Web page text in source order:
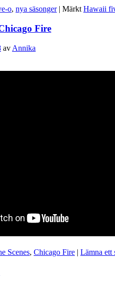
o, nya säsonger | Märkt Hawaii
Fire
av Annika
Scenes, Chicago Fire | Lämna ett